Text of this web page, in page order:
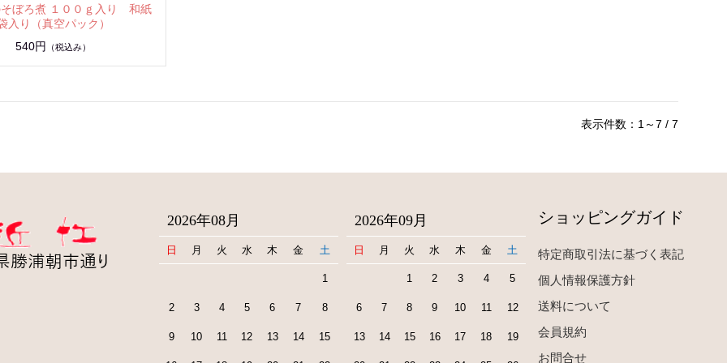
ぼろ煮 １００ｇ入り 和紙
入り（真空パック）
540円
（税込み）
表示件数：1～7 / 7
2026年08月
日 月 火 水 木 金 土
1
2 3 4 5 6 7 8
9 10 11 12 13 14 15
2026年09月
日 月 火 水 木 金 土
1 2 3 4 5
6 7 8 9 10 11 12
13 14 15 16 17 18 19
ショッピングガイド
特定商取引法に基づく表記
個人情報保護方針
送料について
会員規約
お問合せ